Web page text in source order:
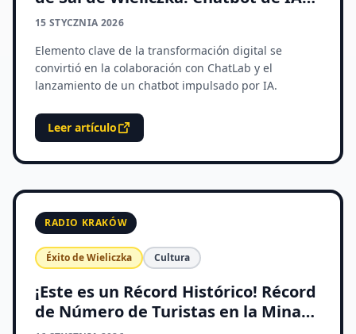
Apoya el Trabajo
15 STYCZNIA 2026
Elemento clave de la transformación digital se
convirtió en la colaboración con ChatLab y el
lanzamiento de un chatbot impulsado por IA.
Leer artículo
RADIO KRAKÓW
Éxito de Wieliczka Cultura
¡Este es un Récord Histórico! Récord
de Número de Turistas en la Mina